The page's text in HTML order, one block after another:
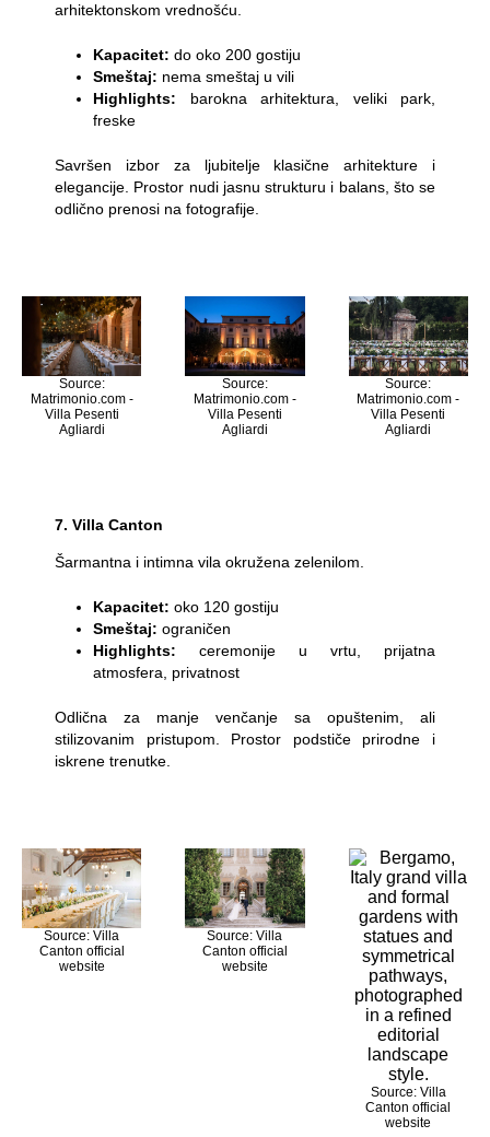
arhitektonskom vrednošću.
Kapacitet: do oko 200 gostiju
Smeštaj: nema smeštaj u vili
Highlights: barokna arhitektura, veliki park,
freske
Savršen izbor za ljubitelje klasične arhitekture i
elegancije. Prostor nudi jasnu strukturu i balans, što se
odlično prenosi na fotografije.
Source:
Matrimonio.com -
Villa Pesenti
Agliardi
Source:
Matrimonio.com -
Villa Pesenti
Agliardi
Source:
Matrimonio.com -
Villa Pesenti
Agliardi
7. Villa Canton
Šarmantna i intimna vila okružena zelenilom.
Kapacitet: oko 120 gostiju
Smeštaj: ograničen
Highlights: ceremonije u vrtu, prijatna
atmosfera, privatnost
Odlična za manje venčanje sa opuštenim, ali
stilizovanim pristupom. Prostor podstiče prirodne i
iskrene trenutke.
Source: Villa
Canton official
website
Source: Villa
Canton official
website
Source: Villa
Canton official
website